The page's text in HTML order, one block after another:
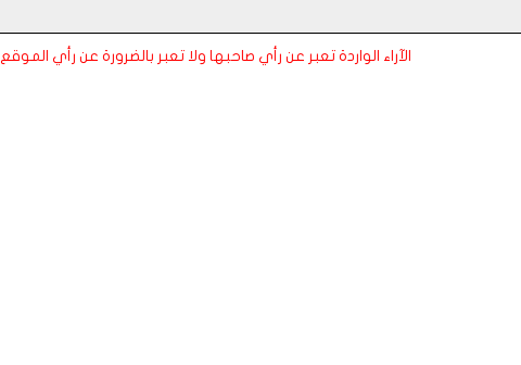
الآراء الواردة تعبر عن رأي صاحبها ولا تعبر بالضرورة عن رأي الموقع